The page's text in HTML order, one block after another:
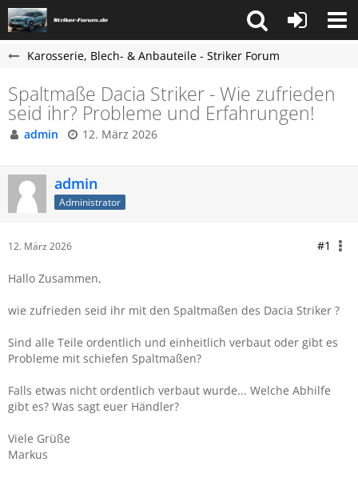
Karosserie, Blech- & Anbauteile - Striker Forum
Spaltmaße Dacia Striker - Wie zufrieden
seid ihr? Probleme und Erfahrungen!
admin 12. März 2026
admin
Administrator
12. März 2026 #1
Hallo Zusammen,
wie zufrieden seid ihr mit den Spaltmaßen des Dacia Striker ?
Sind alle Teile ordentlich und einheitlich verbaut oder gibt es
Probleme mit schiefen Spaltmaßen?
Falls etwas nicht ordentlich verbaut wurde... Welche Abhilfe
gibt es? Was sagt euer Händler?
Viele Grüße
Markus